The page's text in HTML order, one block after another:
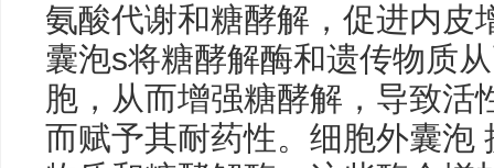
氨酸代谢和糖酵解，促进内皮
囊泡s将糖酵解酶和遗传物质
胞，从而增强糖酵解，导致活
而赋予其耐药性。细胞外囊泡